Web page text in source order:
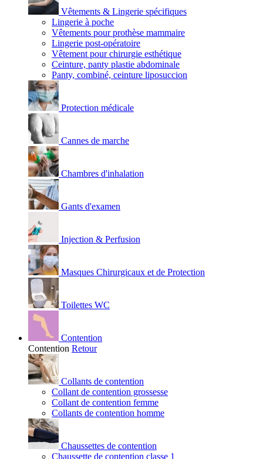
Vêtements & Lingerie spécifiques
Lingerie à poche
Vêtements pour prothèse mammaire
Lingerie post-opératoire
Vêtement pour chirurgie esthétique
Ceinture, panty plastie abdominale
Panty, combiné, ceinture liposuccion
Protection médicale
Cannes de marche
Chambres d'inhalation
Gants d'examen
Injection & Perfusion
Masques Chirurgicaux et de Protection
Toilettes WC
Contention
Contention Retour
Collants de contention
Collant de contention grossesse
Collant de contention femme
Collants de contention homme
Chaussettes de contention
Chaussette de contention classe 1